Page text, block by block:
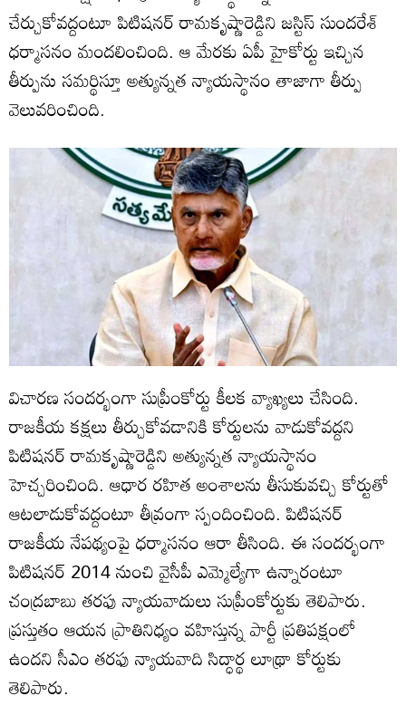
చేర్చుకోవద్దంటూ పిటిషనర్ రామకృష్ణారెడ్డిని జస్టిస్ సుందరేశ్
ధర్మాసనం మందలించింది. ఆ మేరకు ఏపీ హైకోర్టు ఇచ్చిన
తీర్పును సమర్థిస్తూ అత్యున్నత న్యాయస్థానం తాజాగా తీర్పు
వెలువరించింది.
విచారణ సందర్భంగా సుప్రీంకోర్టు కీలక వ్యాఖ్యలు చేసింది.
రాజకీయ కక్షలు తీర్చుకోవడానికి కోర్టులను వాడుకోవద్దని
పిటిషనర్ రామకృష్ణారెడ్డిని అత్యున్నత న్యాయస్థానం
హెచ్చరించింది. ఆధార రహిత అంశాలను తీసుకువచ్చి కోర్టుతో
ఆటలాడుకోవద్దంటూ తీవ్రంగా స్పందించింది. పిటిషనర్‌
రాజకీయ నేపథ్యంపై ధర్మాసనం ఆరా తీసింది. ఈ సందర్భంగా
పిటిషనర్ 2014 నుంచి వైసీపీ ఎమ్మెల్యేగా ఉన్నారంటూ
చంద్రబాబు తరఫు న్యాయవాదులు సుప్రీంకోర్టుకు తెలిపారు.
ప్రస్తుతం ఆయన ప్రాతినిధ్యం వహిస్తున్న పార్టీ ప్రతిపక్షంలో
ఉందని సీఎం తరఫు న్యాయవాది సిద్ధార్థ లూథ్రా కోర్టుకు
తెలిపారు.